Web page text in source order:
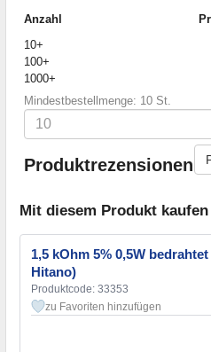
Anzahl
10+
100+
1000+
Mindestbestellmenge: 10 St.
Produktrezensionen
Mit diesem Produkt kaufen
1,5 kOhm 5% 0,5W
Hitano)
Produktcode: 33353
zu Favoriten hinzufügen